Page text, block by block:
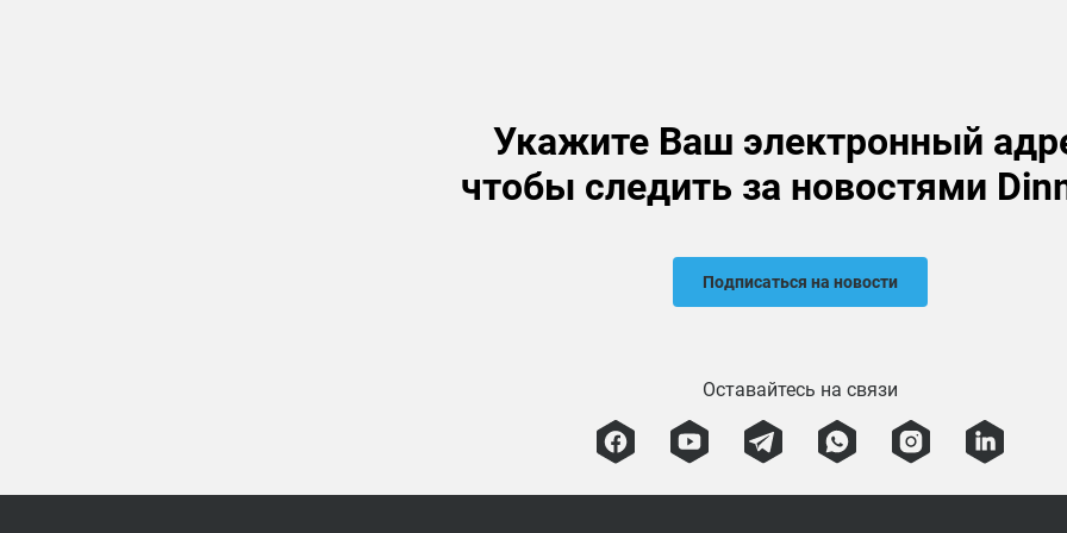
Укажите Ваш электронный
чтобы следить за новостями
Подписаться на новости
Оставайтесь на связи